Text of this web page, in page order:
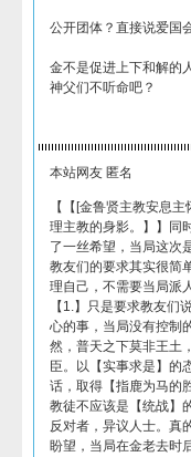
公开团体？直接说爱国
金不是促进上下和解的
神父们不听命吧？
本站网友 匿名
【【[金鲁贤主教安息
理主教的身影。】】同
了一丝希望，当局这次
教友们的要求其实很简
理自己，不需要当局派
【1.】只是要求教友们
心的事，当局没有控制
然，普天之下莫非王土
臣。以【实事求是】的
话，取得【指鹿为马的
教徒不应该是【统战】
反对者，异议人士。真
盼望，当局在金老去时